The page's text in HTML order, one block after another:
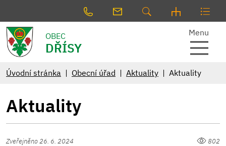
OBEC
DŘÍSY
Menu
Úvodní stránka Obecní úřad Aktuality Aktuality
Aktuality
Zveřejněno 26. 6. 2024 802